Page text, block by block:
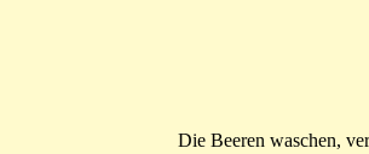
Die Beeren waschen,